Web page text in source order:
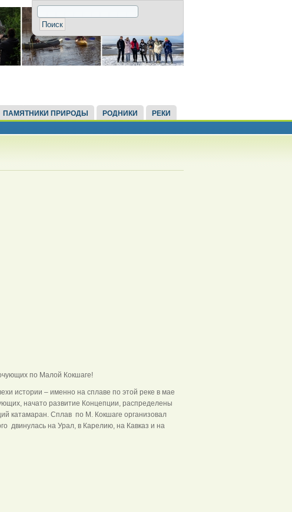
ПАМЯТНИКИ ПРИРОДЫ РОДНИКИ РЕКИ
по Малой Кокшаге!
истории – именно на сплаве по этой реке в мае
начато развитие Концепции, распределены
катамаран. Сплав по М. Кокшаге организовал
двинулась на Урал, в Карелию, на Кавказ и на